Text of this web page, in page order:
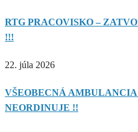
RTG PRACOVISKO –
!!!
22. júla 2026
VŠEOBECNÁ AMBULANCIA
NEORDINUJE !!